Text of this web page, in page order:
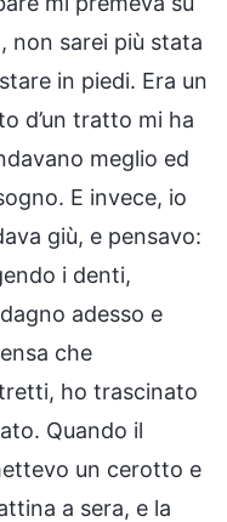
non sarei più stata
in piedi. Era un
d’un tratto mi ha
meglio ed
E invece, io
giù, e pensavo:
i denti,
adesso e
che
ho trascinato
Quando il
un cerotto e
a sera, e la